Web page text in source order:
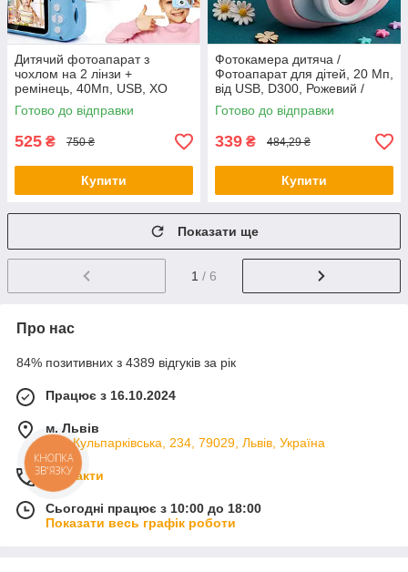
Дитячий фотоапарат з
чохлом на 2 лінзи +
ремінець, 40Мп, USB, XO
XJ01, Блакитний / Дитяча
камера / Цифровий
Готово до відправки
525 ₴ 750 ₴
Купити
Фотокамера дитяча /
Фотоапарат для дітей, 20 Мп,
від USB, D300, Рожевий /
Дитячий цифровий
фотоапарат Свинка
Готово до відправки
339 ₴ 484,29 ₴
Купити
Показати ще
1 / 6
Про нас
84% позитивних з 4389 відгуків за рік
Працює з 16.10.2024
м. Львів
вул. Кульпарківська, 234, 79029, Львів, Україна
Контакти
Сьогодні працює з 10:00 до 18:00
Показати весь графік роботи
КНОПКА
ЗВ'ЯЗКУ